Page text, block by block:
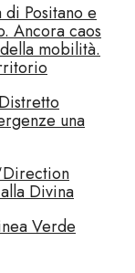
Positano e
Ancora caos
mobilità.
una
Divina
Verde